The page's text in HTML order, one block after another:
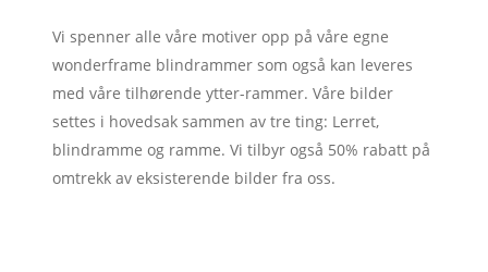
Vi spenner alle våre motiver opp på våre egne
wonderframe blindrammer som også kan leveres
med våre tilhørende ytter-rammer. Våre bilder
settes i hovedsak sammen av tre ting: Lerret,
blindramme og ramme. Vi tilbyr også 50% rabatt på
omtrekk av eksisterende bilder fra oss.